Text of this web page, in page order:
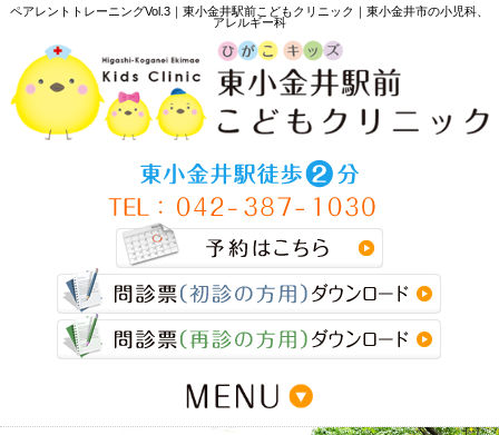
ペアレントトレーニングVol.3｜東小金井駅前こどもクリニック｜東小金井市の小児科、
アレルギー科